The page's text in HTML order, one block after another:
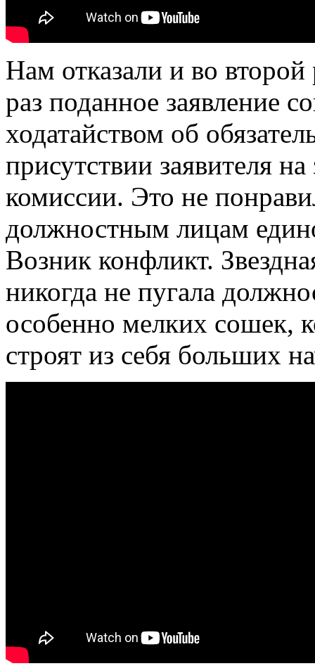
Нам отказали и во второй
раз поданное заявление
ходатайством об
присутствии заявителя на
комиссии. Это не
должностным лицам
Возник конфликт.
никогда не пугала
особенно мелких сошек,
строят из себя больших